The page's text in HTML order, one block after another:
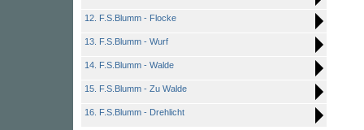
12. F.S.Blumm - Flocke
13. F.S.Blumm - Wurf
14. F.S.Blumm - Walde
15. F.S.Blumm - Zu Walde
16. F.S.Blumm - Drehlicht